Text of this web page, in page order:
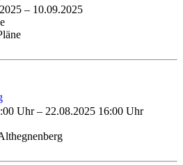
– 10.09.2025
Uhr– 22.08.2025 16:00 Uhr